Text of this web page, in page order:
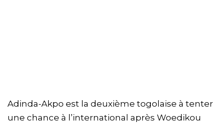
Adinda-Akpo est la deuxième togolaise à tenter
une chance à l’international après Woedikou